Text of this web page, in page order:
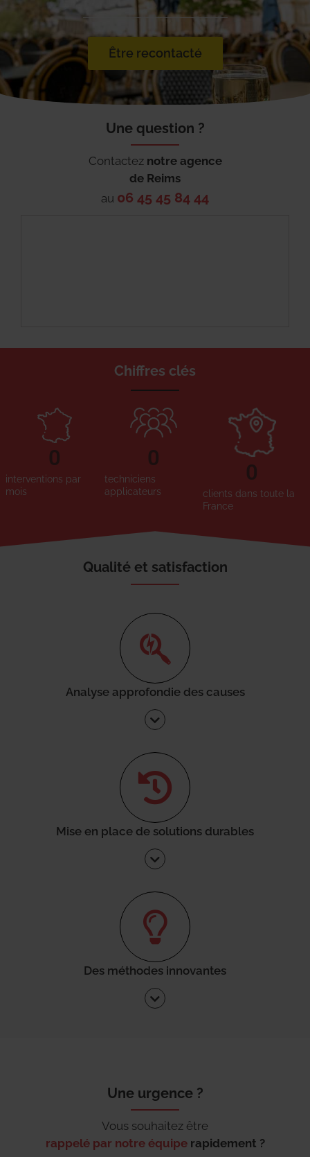
Être recontacté
Une question ?
Contactez notre agence
de Reims
au 06 45 45 84 44
Chiffres clés
interventions par
mois
0
techniciens
applicateurs
0
clients dans toute la
France
0
Qualité et satisfaction
Analyse approfondie des causes
Mise en place de solutions durables
Des méthodes innovantes
Une urgence ?
Vous souhaitez être
rappelé par notre équipe rapidement ?